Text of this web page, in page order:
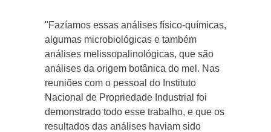
"Fazíamos essas análises físico-químicas,
algumas microbiológicas e também
análises melissopalinológicas, que são
análises da origem botânica do mel. Nas
reuniões com o pessoal do Instituto
Nacional de Propriedade Industrial foi
demonstrado todo esse trabalho, e que os
resultados das análises haviam sido